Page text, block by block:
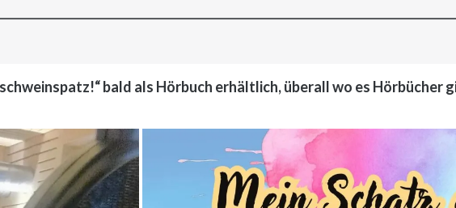
bald als Hörbuch erhältlich, überall wo es Hörbücher